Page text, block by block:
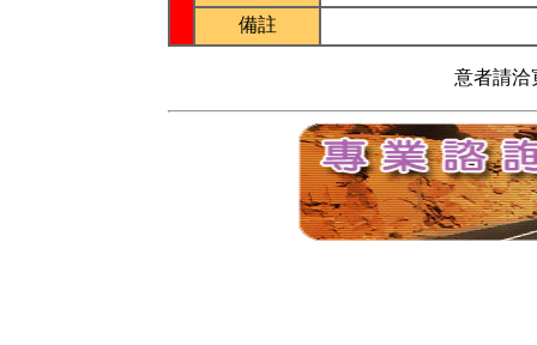
備註
意者請洽